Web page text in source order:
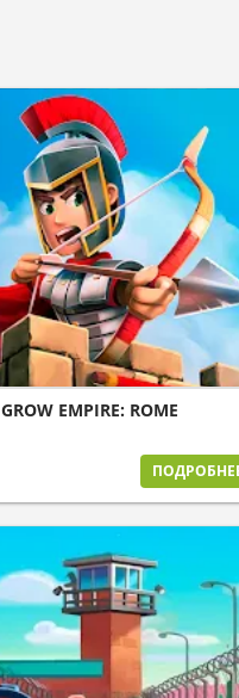
GROW EMPIRE: ROME